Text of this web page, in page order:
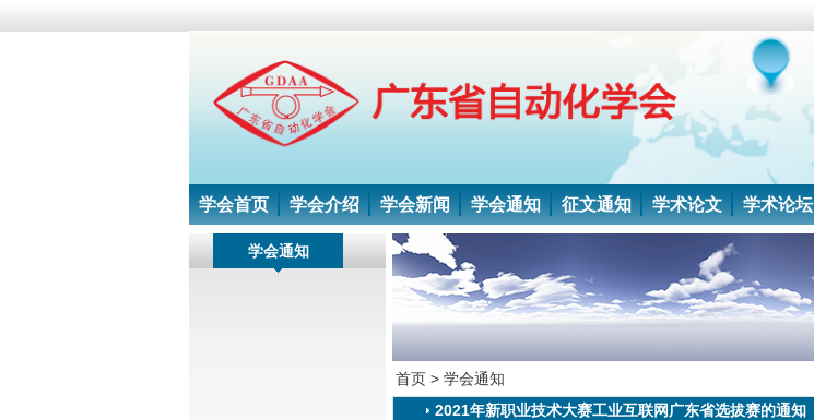
学会首页 学会介绍 学会新闻 学会通知 征文通知 学术论文 学术论坛
学会通知
首页 > 学会通知
2021年新职业技术大赛工业互联网广东省选拔赛的通知